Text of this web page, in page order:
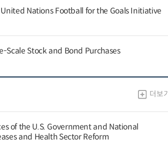
Nations Football for the Goals Initiative
Scale Stock and Bond Purchases
더보기
of the U.S. Government and National
and Health Sector Reform